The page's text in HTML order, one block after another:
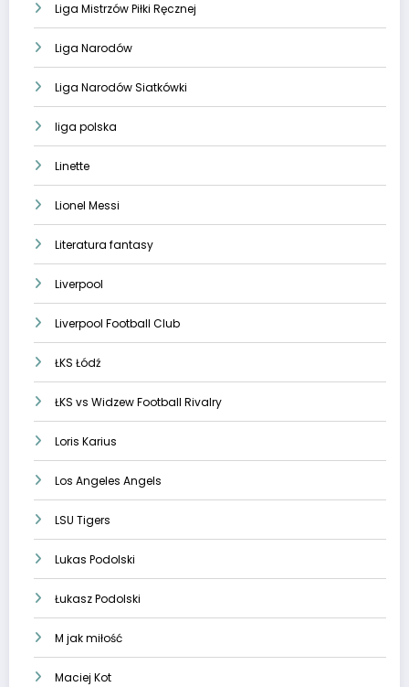
Liga Mistrzów Piłki Ręcznej
Liga Narodów
Liga Narodów Siatkówki
liga polska
Linette
Lionel Messi
Literatura fantasy
Liverpool
Liverpool Football Club
ŁKS Łódź
ŁKS vs Widzew Football Rivalry
Loris Karius
Los Angeles Angels
LSU Tigers
Lukas Podolski
Łukasz Podolski
M jak miłość
Maciej Kot